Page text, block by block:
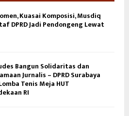
Kuasai Komposisi, Musdiq
DPRD Jadi Pendongeng Lewat
Bangun Solidaritas dan
Jurnalis – DPRD Surabaya
Tenis Meja HUT
RI